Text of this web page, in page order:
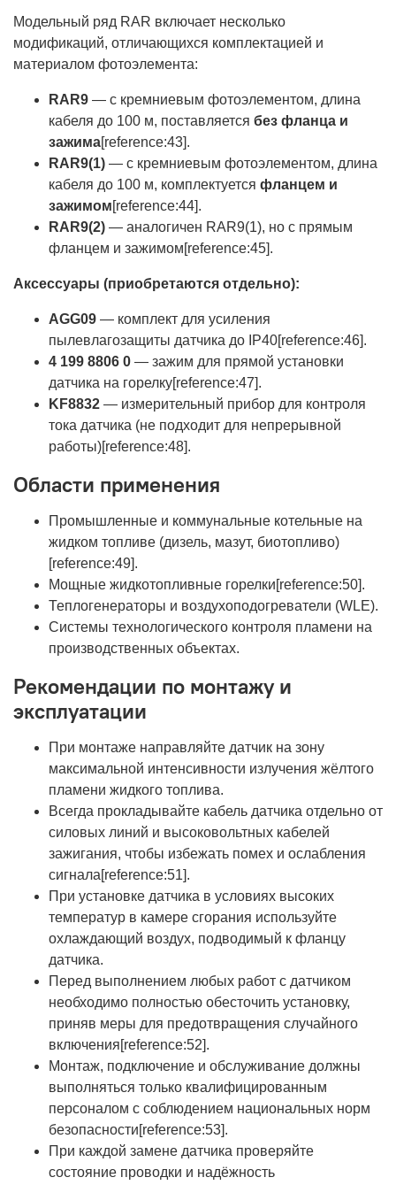
Модельный ряд RAR включает несколько
модификаций, отличающихся комплектацией и
материалом фотоэлемента:
RAR9 — с кремниевым фотоэлементом, длина
кабеля до 100 м, поставляется без фланца и
зажима[reference:43].
RAR9(1) — с кремниевым фотоэлементом, длина
кабеля до 100 м, комплектуется фланцем и
зажимом[reference:44].
RAR9(2) — аналогичен RAR9(1), но с прямым
фланцем и зажимом[reference:45].
Аксессуары (приобретаются отдельно):
AGG09 — комплект для усиления
пылевлагозащиты датчика до IP40[reference:46].
4 199 8806 0 — зажим для прямой установки
датчика на горелку[reference:47].
KF8832 — измерительный прибор для контроля
тока датчика (не подходит для непрерывной
работы)[reference:48].
Области применения
Промышленные и коммунальные котельные на
жидком топливе (дизель, мазут, биотопливо)
[reference:49].
Мощные жидкотопливные горелки[reference:50].
Теплогенераторы и воздухоподогреватели (WLE).
Системы технологического контроля пламени на
производственных объектах.
Рекомендации по монтажу и
эксплуатации
При монтаже направляйте датчик на зону
максимальной интенсивности излучения жёлтого
пламени жидкого топлива.
Всегда прокладывайте кабель датчика отдельно от
силовых линий и высоковольтных кабелей
зажигания, чтобы избежать помех и ослабления
сигнала[reference:51].
При установке датчика в условиях высоких
температур в камере сгорания используйте
охлаждающий воздух, подводимый к фланцу
датчика.
Перед выполнением любых работ с датчиком
необходимо полностью обесточить установку,
приняв меры для предотвращения случайного
включения[reference:52].
Монтаж, подключение и обслуживание должны
выполняться только квалифицированным
персоналом с соблюдением национальных норм
безопасности[reference:53].
При каждой замене датчика проверяйте
состояние проводки и надёжность